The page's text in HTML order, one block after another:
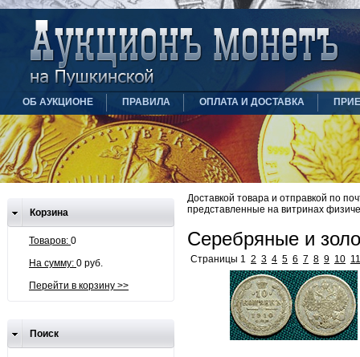
ОБ АУКЦИОНЕ ПРАВИЛА ОПЛАТА И ДОСТАВКА
Корзина
Товаров: 0
На сумму: 0 руб.
Перейти в корзину >>
Поиск
Доставкой товара и отправкой по
представленные на витринах
Серебряные и
Страницы 1 2 3 4 5 6 7 8 9 10 11